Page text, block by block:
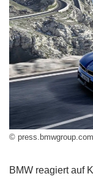
© press.bmwgroup.com
BMW reagiert auf